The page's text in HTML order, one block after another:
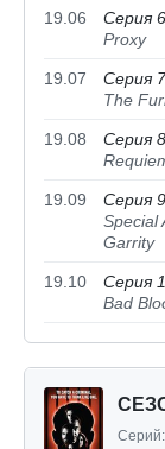
19.06
Серия 6
Proxy
19.07
Серия 7
The
19.08
Серия 8
19.09
Серия 9
Special
Garrity
19.10
Серия
Bad
Серий: